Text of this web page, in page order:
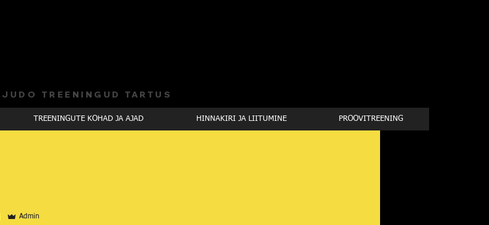
JUDO TREENINGUD TARTUS
TREENINGUTE KOHAD JA AJAD HINNAKIRI JA LIITUMINE PROOVITREENING
Admin